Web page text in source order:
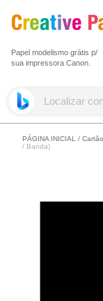
Papel modelismo grátis p/
sua impressora Canon.
PÁGINA INICIAL / Cartão
/ Banda)